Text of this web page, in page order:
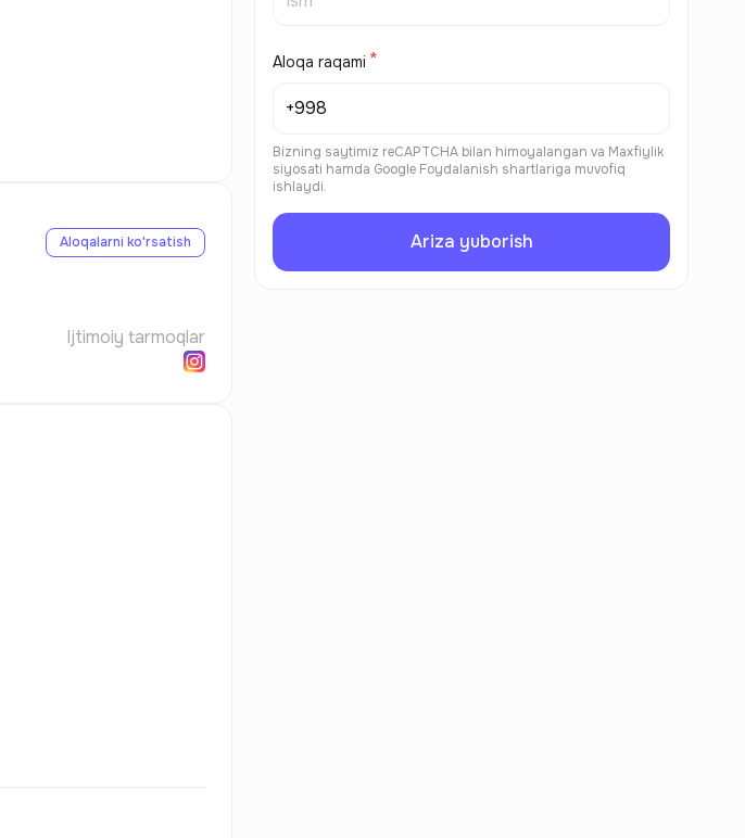
Aloqalarni ko'rsatish
Ijtimoiy tarmoqlar
Aloqa raqami
Bizning saytimiz reCAPTCHA bilan himoyalangan va Maxfiylik
siyosati hamda Google Foydalanish shartlariga muvofiq
ishlaydi.
Ariza yuborish